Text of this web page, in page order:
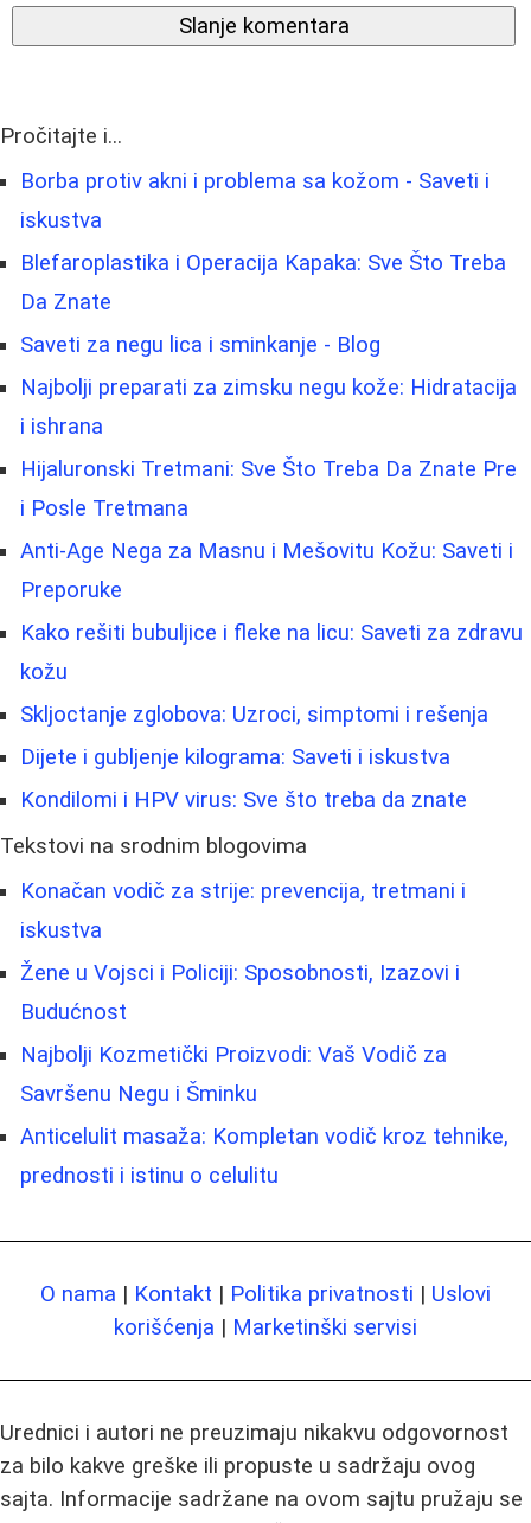
Slanje komentara
Pročitajte i...
Borba protiv akni i problema sa kožom - Saveti i
iskustva
Blefaroplastika i Operacija Kapaka: Sve Što Treba
Da Znate
Saveti za negu lica i sminkanje - Blog
Najbolji preparati za zimsku negu kože: Hidratacija
i ishrana
Hijaluronski Tretmani: Sve Što Treba Da Znate Pre
i Posle Tretmana
Anti-Age Nega za Masnu i Mešovitu Kožu: Saveti i
Preporuke
Kako rešiti bubuljice i fleke na licu: Saveti za zdravu
kožu
Skljoctanje zglobova: Uzroci, simptomi i rešenja
Dijete i gubljenje kilograma: Saveti i iskustva
Kondilomi i HPV virus: Sve što treba da znate
Tekstovi na srodnim blogovima
Konačan vodič za strije: prevencija, tretmani i
iskustva
Žene u Vojsci i Policiji: Sposobnosti, Izazovi i
Budućnost
Najbolji Kozmetički Proizvodi: Vaš Vodič za
Savršenu Negu i Šminku
Anticelulit masaža: Kompletan vodič kroz tehnike,
prednosti i istinu o celulitu
O nama | Kontakt | Politika privatnosti | Uslovi
korišćenja | Marketinški servisi
Urednici i autori ne preuzimaju nikakvu odgovornost
za bilo kakve greške ili propuste u sadržaju ovog
sajta. Informacije sadržane na ovom sajtu pružaju se